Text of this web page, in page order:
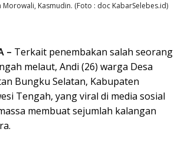
Morowali, Kasmudin. (Foto : doc KabarSelebes.id)
– Terkait penembakan salah seorang
melaut, Andi (26) warga Desa
Bungku Selatan, Kabupaten
Tengah, yang viral di media sosial
membuat sejumlah kalangan